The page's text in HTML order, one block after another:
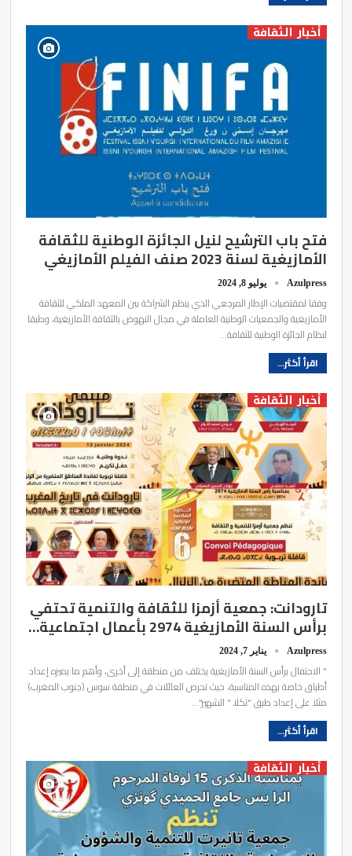
أخبار الثقافة
فتح باب الترشيح لنيل الجائزة الوطنية للثقافة
الأمازيغية لسنة 2023 صنف الفيلم الأمازيغي
Azulpress يوليو 8, 2024
وفقا لمقتضيات الإطار المرجعي الذي ينظم الشراكة بين المعهد الملكي للثقافة
الأمازيغية والجمعيات الوطنية العاملة في مجال النهوض بالثقافة الأمازيغية، وطبقا
لنظام الجائزة الوطنية للثقافة…
اقرأ أكثر...
أخبار الثقافة
تارودانت: جمعية أزمزا للثقافة والتنمية تحتفي
برأس السنة الأمازيغية 2974 بأعمال اجتماعية…
Azulpress يناير 7, 2024
" الاحتفال برأس السنة الأمازيغية يختلف من منطقة إلى أخرى، وأهم ما يميزه إعداد
أطباق خاصة بهذه المناسبة، حيث تحرص العائلات في منطقة سوس (جنوب المغرب)
مثلا على إعداد طبق "تكلا " الشهير"…
اقرأ أكثر...
أخبار الثقافة